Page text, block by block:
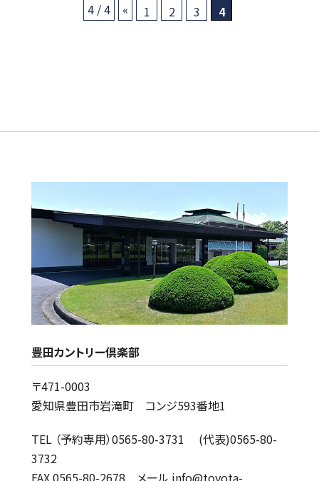
4 / 4 « 1 2 3 4
豊田カントリー倶楽部
〒471-0003
愛知県豊田市岩滝町 コンジ593番地1
TEL （予約専用）0565-80-3731 (代表)0565-80-
3732
FAX 0565-80-2678 メール info@toyota-